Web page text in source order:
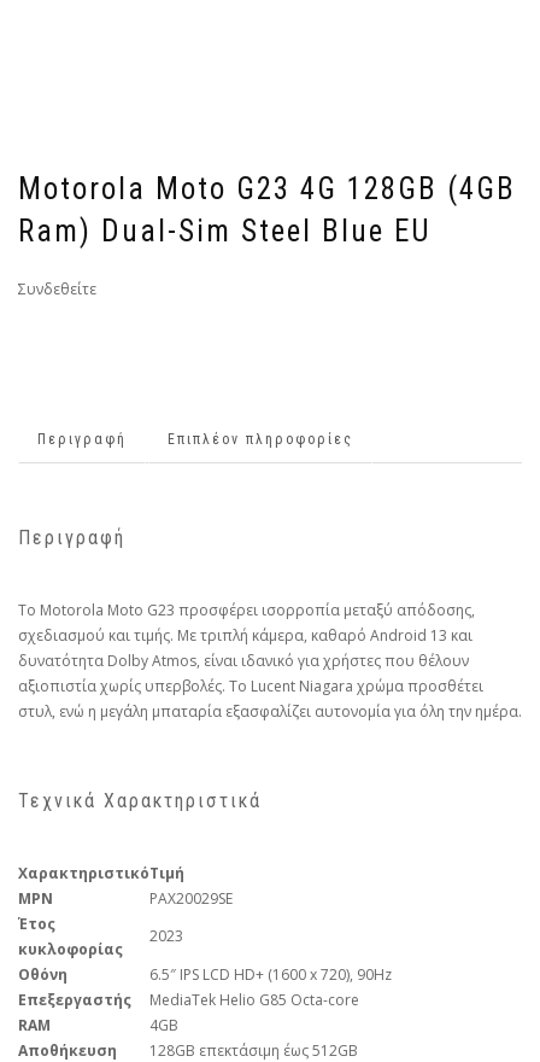
Motorola Moto G23 4G 128GB (4GB
Ram) Dual-Sim Steel Blue EU
Συνδεθείτε
Περιγραφή Επιπλέον πληροφορίες
Περιγραφή
Το Motorola Moto G23 προσφέρει ισορροπία μεταξύ απόδοσης,
σχεδιασμού και τιμής. Με τριπλή κάμερα, καθαρό Android 13 και
δυνατότητα Dolby Atmos, είναι ιδανικό για χρήστες που θέλουν
αξιοπιστία χωρίς υπερβολές. Το Lucent Niagara χρώμα προσθέτει
στυλ, ενώ η μεγάλη μπαταρία εξασφαλίζει αυτονομία για όλη την ημέρα.
Τεχνικά Χαρακτηριστικά
ΧαρακτηριστικόΤιμή
MPN
PAX20029SE
Έτος
κυκλοφορίας
2023
Οθόνη
6.5″ IPS LCD HD+ (1600 x 720), 90Hz
Επεξεργαστής
MediaTek Helio G85 Octa-core
RAM
4GB
Αποθήκευση
128GB επεκτάσιμη έως 512GB